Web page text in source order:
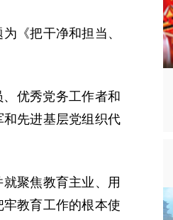
《把干净和担当、
优秀党务工作者和
先进基层党组织代
聚焦教育主业、用
教育工作的根本使